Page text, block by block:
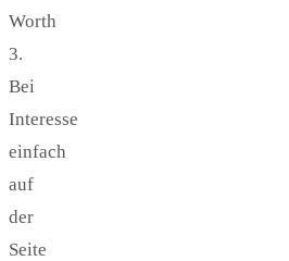
Worth
3.
Bei
Interesse
einfach
auf
der
Seite